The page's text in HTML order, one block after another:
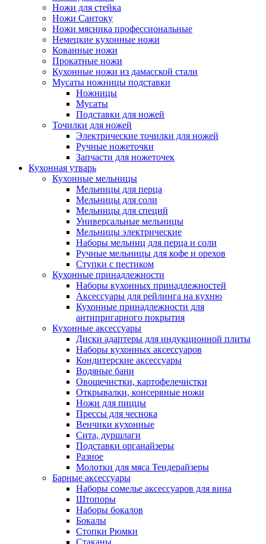
Ножи для стейка
Ножи Сантоку
Ножи мясника профессиональные
Немецкие кухонные ножи
Кованные ножи
Прокатные ножи
Кухонные ножи из дамасской стали
Мусаты ножницы подставки
Ножницы
Мусаты
Подставки для ножей
Точилки для ножей
Электрические точилки для ножей
Ручные ножеточки
Запчасти для ножеточек
Кухонная утварь
Кухонные мельницы
Мельницы для перца
Мельницы для соли
Мельницы для специй
Универсальные мельницы
Мельницы электрические
Наборы мельниц для перца и соли
Ручные мельницы для кофе и орехов
Ступки с пестиком
Кухонные принадлежности
Наборы кухонных принадлежностей
Аксессуары для рейлинга на кухню
Кухонные принадлежности для
антипригарного покрытия
Кухонные аксессуары
Диски адаптеры для индукционной плиты
Наборы кухонных аксессуаров
Кондитерские аксессуары
Водяные бани
Овощечистки, картофелечистки
Открывалки, консервные ножи
Ножи для пиццы
Прессы для чеснока
Венчики кухонные
Сита, дуршлаги
Подставки органайзеры
Разное
Молотки для мяса Тендерайзеры
Барные аксессуары
Наборы сомелье аксессуаров для вина
Штопоры
Наборы бокалов
Бокалы
Стопки Рюмки
Стаканы